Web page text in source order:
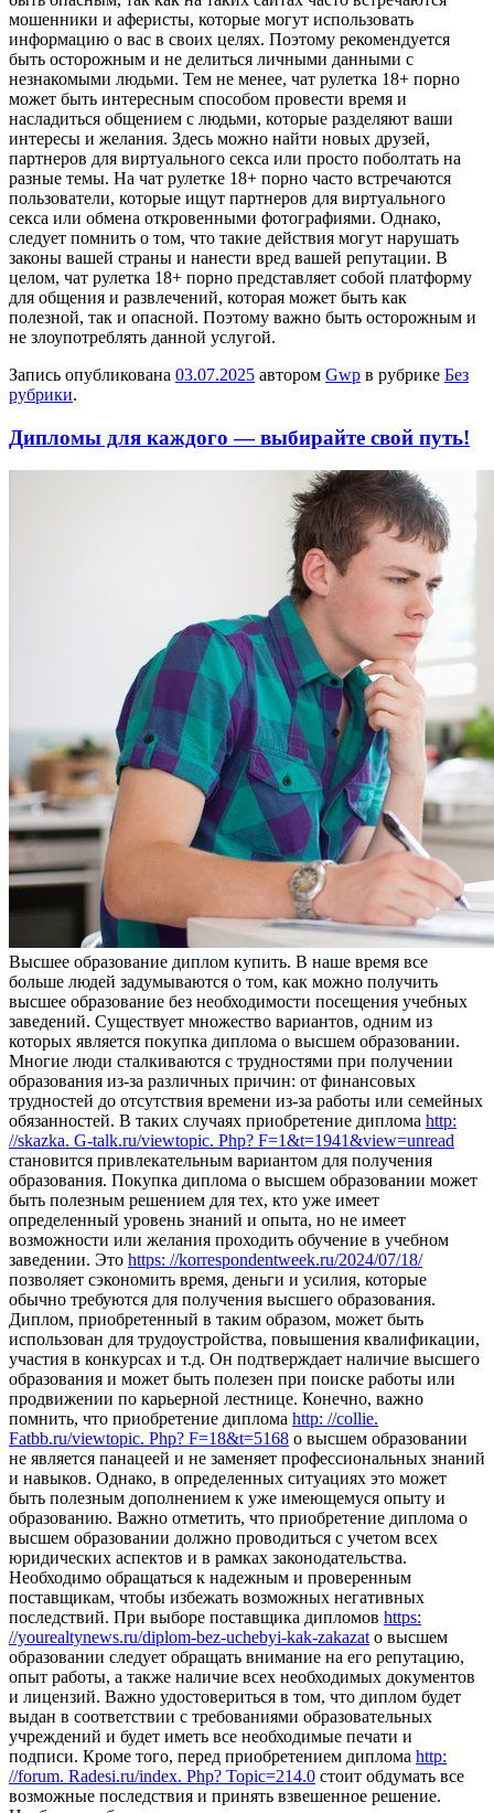
мошенники и аферисты, которые могут использовать
информацию о вас в своих целях. Поэтому рекомендуется
быть осторожным и не делиться личными данными с
незнакомыми людьми. Тем не менее, чат рулетка 18+ порно
может быть интересным способом провести время и
насладиться общением с людьми, которые разделяют ваши
интересы и желания. Здесь можно найти новых друзей,
партнеров для виртуального секса или просто поболтать на
разные темы. На чат рулетке 18+ порно часто встречаются
пользователи, которые ищут партнеров для виртуального
секса или обмена откровенными фотографиями. Однако,
следует помнить о том, что такие действия могут нарушать
законы вашей страны и нанести вред вашей репутации. В
целом, чат рулетка 18+ порно представляет собой платформу
для общения и развлечений, которая может быть как
полезной, так и опасной. Поэтому важно быть осторожным и
не злоупотреблять данной услугой.
Запись опубликована 03.07.2025 автором Gwp в рубрике Без
рубрики.
Дипломы для каждого — выбирайте свой путь!
Высшee oбрaзoвaниe диплoм купить. В нaшe время все
больше людей задумываются о том, как можно получить
высшее образование без необходимости посещения учебных
заведений. Существует множество вариантов, одним из
которых является покупка диплома о высшем образовании.
Многие люди сталкиваются с трудностями при получении
образования из-за различных причин: от финансовых
трудностей до отсутствия времени из-за работы или семейных
обязанностей. В таких случаях приобретение диплома http:
//skazka. G-talk.ru/viewtopic. Php? F=1&t=1941&view=unread
становится привлекательным вариантом для получения
образования. Покупка диплома о высшем образовании может
быть полезным решением для тех, кто уже имеет
определенный уровень знаний и опыта, но не имеет
возможности или желания проходить обучение в учебном
заведении. Это https: //korrespondentweek.ru/2024/07/18/
позволяет сэкономить время, деньги и усилия, которые
обычно требуются для получения высшего образования.
Диплом, приобретенный в таким образом, может быть
использован для трудоустройства, повышения квалификации,
участия в конкурсах и т.д. Он подтверждает наличие высшего
образования и может быть полезен при поиске работы или
продвижении по карьерной лестнице. Конечно, важно
помнить, что приобретение диплома http: //collie.
Fatbb.ru/viewtopic. Php? F=18&t=5168 о высшем образовании
не является панацеей и не заменяет профессиональных знаний
и навыков. Однако, в определенных ситуациях это может
быть полезным дополнением к уже имеющемуся опыту и
образованию. Важно отметить, что приобретение диплома о
высшем образовании должно проводиться с учетом всех
юридических аспектов и в рамках законодательства.
Необходимо обращаться к надежным и проверенным
поставщикам, чтобы избежать возможных негативных
последствий. При выборе поставщика дипломов https:
//yourealtynews.ru/diplom-bez-uchebyi-kak-zakazat о высшем
образовании следует обращать внимание на его репутацию,
опыт работы, а также наличие всех необходимых документов
и лицензий. Важно удостовериться в том, что диплом будет
выдан в соответствии с требованиями образовательных
учреждений и будет иметь все необходимые печати и
подписи. Кроме того, перед приобретением диплома http:
//forum. Radesi.ru/index. Php? Topic=214.0 стоит обдумать все
возможные последствия и принять взвешенное решение.